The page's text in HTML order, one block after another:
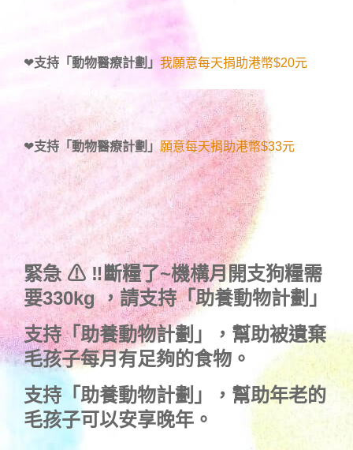
❤支持「動物醫療計劃」 我願意每天捐助港幣$20元
❤支持「動物醫療計劃」 願意每天捐助港幣$33元
緊急 ⚠ ‼斷糧了~機構月開支狗糧需
要330kg ，請支持「助養動物計劃」
支持「助養動物計劃」
，幫助被遺棄
毛孩子每月有足夠的食物。
支持 「助養動物計劃」
，幫助年老的
毛孩子可以安享晚年。